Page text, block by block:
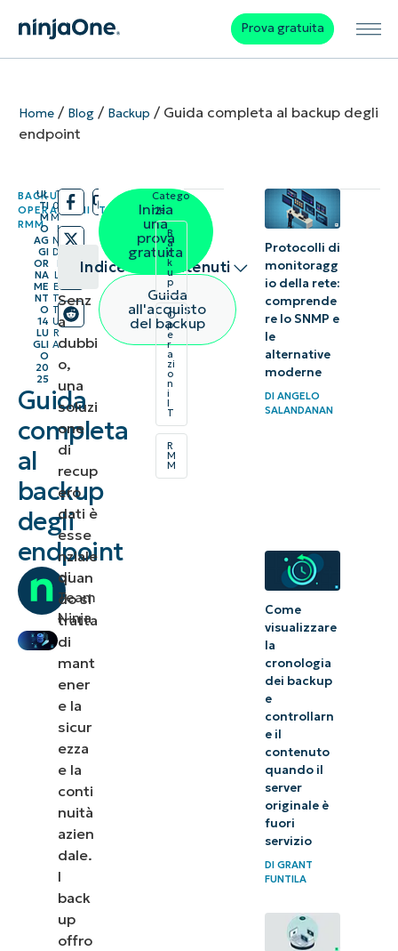
Prova gratuita
Home/ Blog/ Backup / Guida completa al backup degli
endpoint
BACKUP
OPERAZIONI IT,
RMM
/
UL
TI
M
O
AG
GI
OR
NA
ME
NT
O
14
LU
GLI
O
20
25
1
0
M
I
N
D
I
L
E
T
T
U
R
A
Guida
completa
al
backup
degli
endpoint
di
Team
Ninja
Indice dei contenuti
Riepilogo
Che cos’è
endpoint?
Backup degli
endpoint e
sincronizzazione
nel cloud
Senz
a
dubbi
o,
una
soluzi
one
di
recup
ero
dati è
esse
nziale
quan
do si
tratta
di
mant
ener
e la
sicur
ezza
e la
conti
nuità
azien
dale.
I
back
up
offro
Inizia
una
prova
gratuita
Guida
all'acquisto
del backup
Catego
rie:
B
a
c
k
u
p
O
p
e
r
a
zi
o
n
i
I
T
R
M
M
Protocolli di
monitoragg
io della rete:
comprende
re lo SNMP e
le
alternative
moderne
DIANGELO
SALANDANAN
Come
visualizzare
la
cronologia
dei backup
e
controllarn
e il
contenuto
quando il
server
originale è
fuori
servizio
DIGRANT
FUNTILA